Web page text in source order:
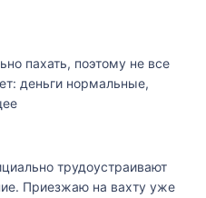
пахать, поэтому не все
деньги нормальные,
трудоустраивают
Приезжаю на вахту уже